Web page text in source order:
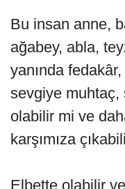
Bu insan anne,
ağabey, abla,
yanında
sevgiye muhtaç,
olabilir mi ve
karşımıza
Elbette olabilir